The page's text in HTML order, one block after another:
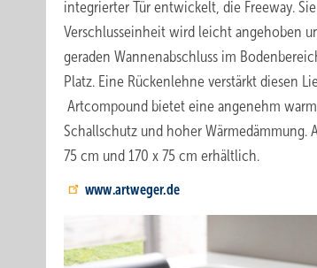
integrierter Tür entwickelt, die Freeway.
Verschlusseinheit wird leicht angehoben
geraden Wannenabschluss im
Platz. Eine Rückenlehne verstärkt diesen
Artcompound bietet eine angenehm
Schallschutz und hoher Wärmedämmung.
75 cm und 170 x 75 cm erhältlich.
www.artweger.de